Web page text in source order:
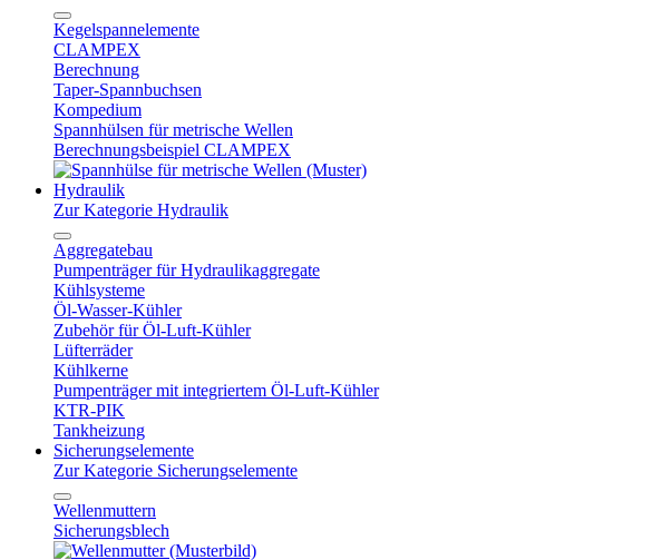
Kegelspannelemente
CLAMPEX
Berechnung
Taper-Spannbuchsen
Kompedium
Spannhülsen für metrische Wellen
Berechnungsbeispiel CLAMPEX
Hydraulik
Zur Kategorie Hydraulik
Aggregatebau
Pumpenträger für Hydraulikaggregate
Kühlsysteme
Öl-Wasser-Kühler
Zubehör für Öl-Luft-Kühler
Lüfterräder
Kühlkerne
Pumpenträger mit integriertem Öl-Luft-Kühler
KTR-PIK
Tankheizung
Sicherungselemente
Zur Kategorie Sicherungselemente
Wellenmuttern
Sicherungsblech